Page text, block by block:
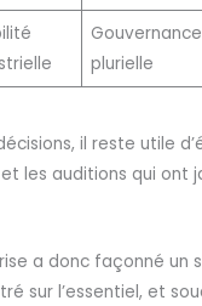
Gouvernance
plurielle
il reste utile
les auditions qui ont
a donc façonné un
sur l’essentiel, et